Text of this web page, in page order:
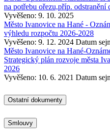
na potřebu ořezu,příp. odstranění
Vyvěšeno: 9. 10. 2025
Město Ivanovice na Hané -
výhledu rozpočtu 2026-2028
Vyvěšeno: 9. 12. 2024 Datum
Město Ivanovice na Hané-
Strategický plán rozvoje města
2026
Vyvěšeno: 10. 6. 2021 Datum
Ostatní dokumenty
Smlouvy